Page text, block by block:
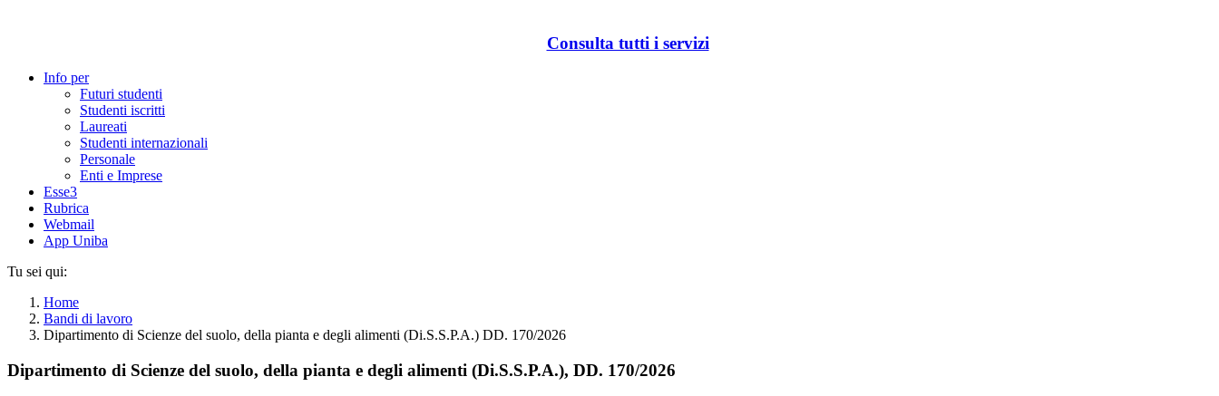
Consulta tutti i servizi
Info per
Futuri studenti
Studenti iscritti
Laureati
Studenti internazionali
Personale
Enti e Imprese
Esse3
Rubrica
Webmail
App Uniba
Tu sei qui:
Home
Bandi di lavoro
Dipartimento di Scienze del suolo, della pianta e degli alimenti (Di.S.S.P.A.) DD. 170/2026
Dipartimento di Scienze del suolo, della pianta e degli alimenti (Di.S.S.P.A.), DD. 170/2026